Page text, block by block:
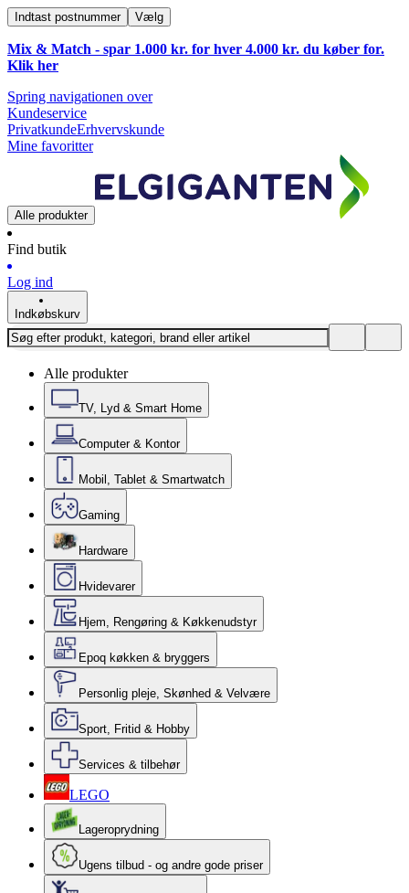
Indtast postnummer Vælg
Mix & Match - spar 1.000 kr. for hver 4.000 kr. du køber for.
Klik her
Spring navigationen over
Kundeservice
PrivatkundeErhvervskunde
Mine favoritter
Alle produkter
Find butik
Log ind
Indkøbskurv
Alle produkter
TV, Lyd & Smart Home
Computer & Kontor
Mobil, Tablet & Smartwatch
Gaming
Hardware
Hvidevarer
Hjem, Rengøring & Køkkenudstyr
Epoq køkken & bryggers
Personlig pleje, Skønhed & Velvære
Sport, Fritid & Hobby
Services & tilbehør
LEGO
Lageroprydning
Ugens tilbud - og andre gode priser